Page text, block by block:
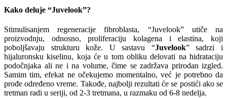
Kako deluje “Juvelook”?
Stimulisanjem regeneracije fibroblasta, “Juvelook” utiče na
proizvodnju, odnosno, proliferaciju kolagena i elastina, koji
poboljšavaju strukturu kože. U sastavu “Juvelook” sadrzi i
hijaluronsku kiselinu, koja će u tom obliku delovati na hidrataciju
podočnjaka ali ne i na volume, čime se zadržava prirodan izgled.
Samim tim, efekat ne očekujemo momentalno, već je potrebno da
prođe određeno vreme. Takođe, najbolji rezultati će se postići ako se
tretman radi u seriji, od 2-3 tretmana, u razmaku od 6-8 nedelja.